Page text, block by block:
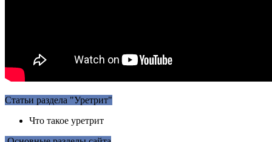
Статьи раздела "Уретрит"
Что такое уретрит